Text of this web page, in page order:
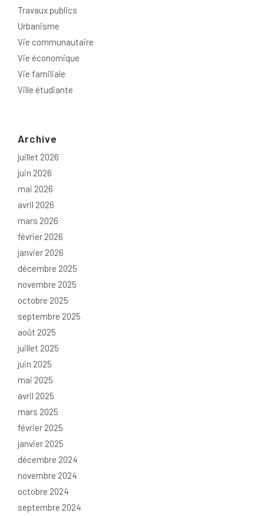
Travaux publics
Urbanisme
Vie communautaire
Vie économique
Vie familiale
Ville étudiante
Archive
juillet 2026
juin 2026
mai 2026
avril 2026
mars 2026
février 2026
janvier 2026
décembre 2025
novembre 2025
octobre 2025
septembre 2025
août 2025
juillet 2025
juin 2025
mai 2025
avril 2025
mars 2025
février 2025
janvier 2025
décembre 2024
novembre 2024
octobre 2024
septembre 2024